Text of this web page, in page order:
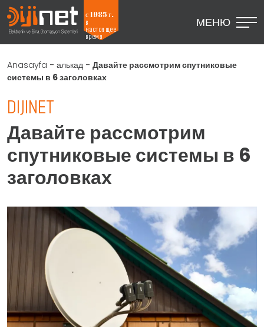
с 1985 г.
в
настоящее
время
МЕНЮ
Anasayfa - алькад - Давайте рассмотрим спутниковые
системы в 6 заголовках
DIJINET
Давайте рассмотрим
спутниковые системы в 6
заголовках